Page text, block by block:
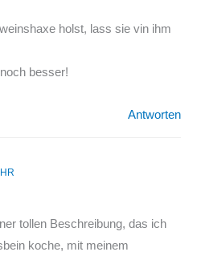
holst, lass sie vin ihm
besser!
Antworten
tollen Beschreibung, das ich
koche, mit meinem